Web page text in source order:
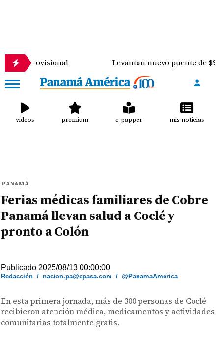
Levantan nuevo puente de $900 mil
videos premium e-papper mis noticias
PANAMÁ
Ferias médicas familiares de Cobre
Panamá llevan salud a Coclé y
pronto a Colón
Publicado 2025/08/13 00:00:00
Redacción /nacion.pa@epasa.com /@PanamaAmerica
En esta primera jornada, más de 300 personas de Coclé
recibieron atención médica, medicamentos y actividades
comunitarias totalmente gratis.